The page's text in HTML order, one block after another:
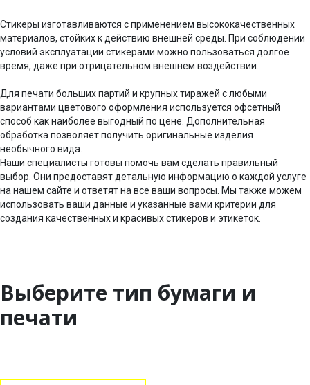
Стикеры изготавливаются с применением высококачественных
материалов, стойких к действию внешней среды. При соблюдении
условий эксплуатации стикерами можно пользоваться долгое
время, даже при отрицательном внешнем воздействии.
Для печати больших партий и крупных тиражей с любыми
вариантами цветового оформления используется офсетный
способ как наиболее выгодный по цене. Дополнительная
обработка позволяет получить оригинальные изделия
необычного вида.
Наши специалисты готовы помочь вам сделать правильный
выбор. Они предоставят детальную информацию о каждой услуге
на нашем сайте и ответят на все ваши вопросы. Мы также можем
использовать ваши данные и указанные вами критерии для
создания качественных и красивых стикеров и этикеток.
Выберите тип бумаги и
печати